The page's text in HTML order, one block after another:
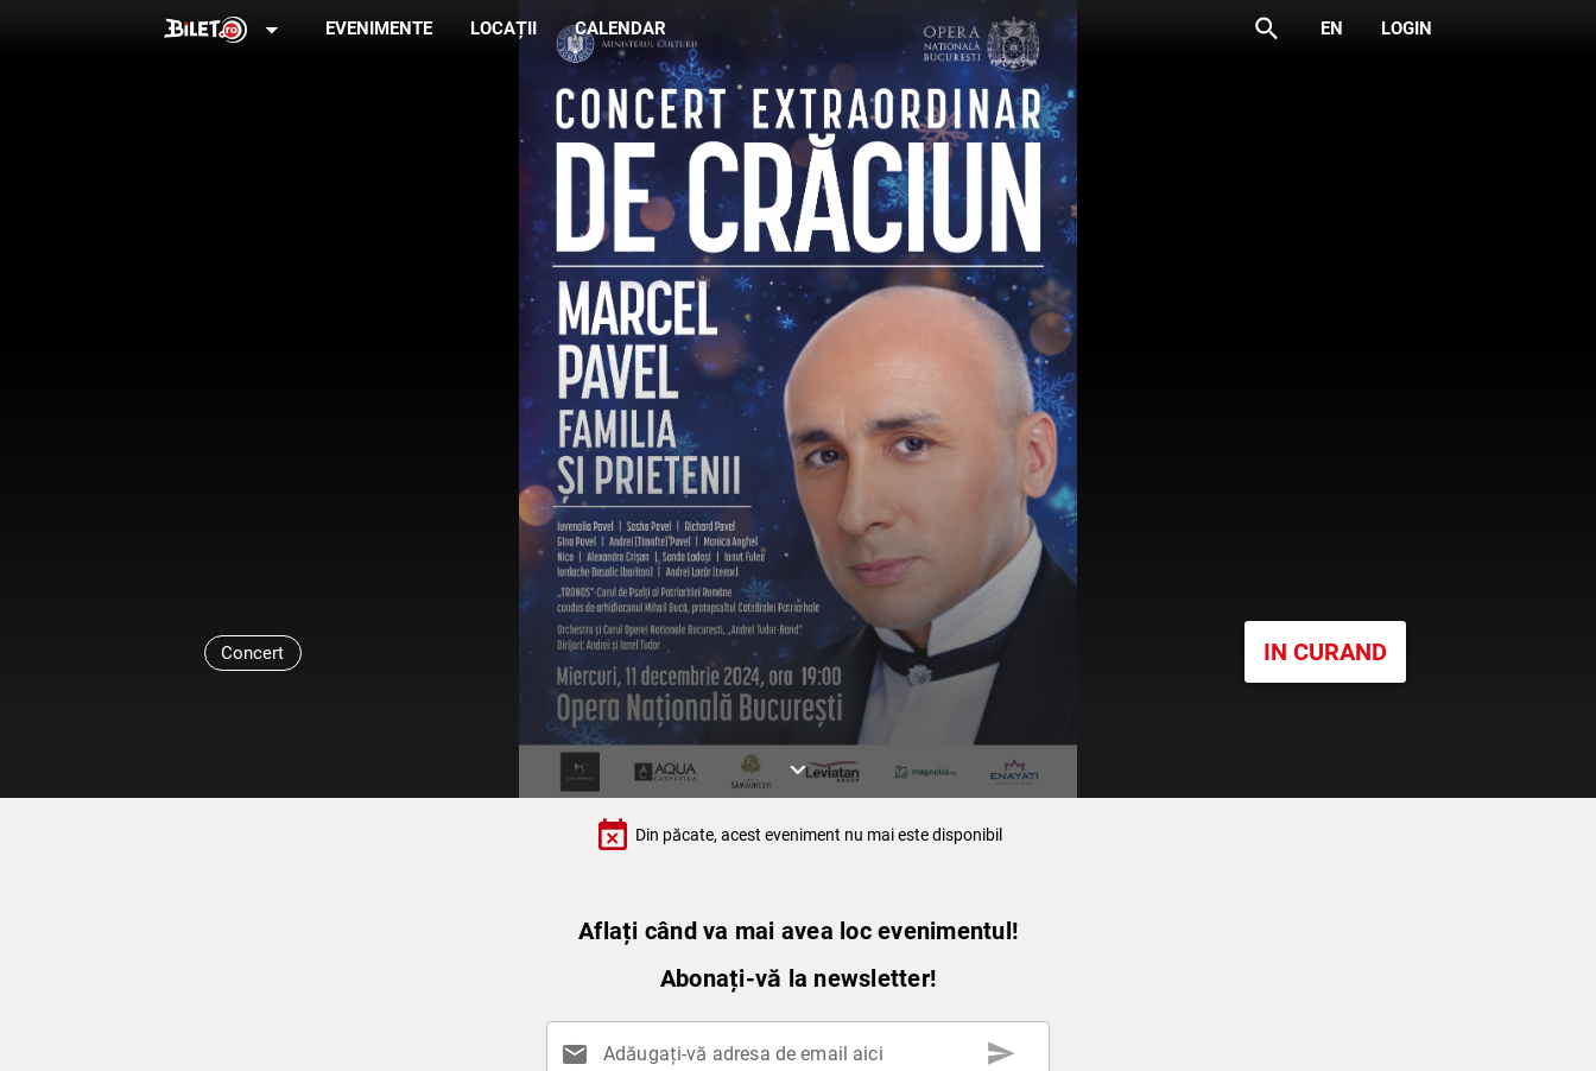
arrow_drop_down EVENIMENTE LOCAȚII CALENDAR search EN LOGIN
Concert IN CURAND
keyboard_arrow_down
event_busy Din păcate, acest eveniment nu mai este disponibil
Aflați când va mai avea loc evenimentul!
Abonați-vă la newsletter!
mail Adăugați-vă adresa de email aici send